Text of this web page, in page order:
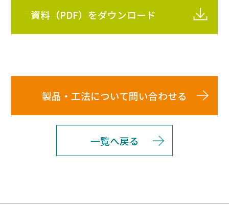
資料（PDF）をダウンロード
製品・工法について問い合わせる
一覧へ戻る